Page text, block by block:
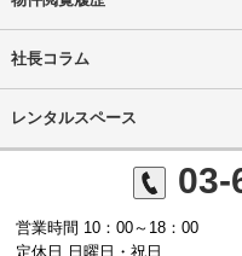
社長コラム
レンタルスペース
03-
営業時間 10：00～18：00
定休日 日曜日・祝日